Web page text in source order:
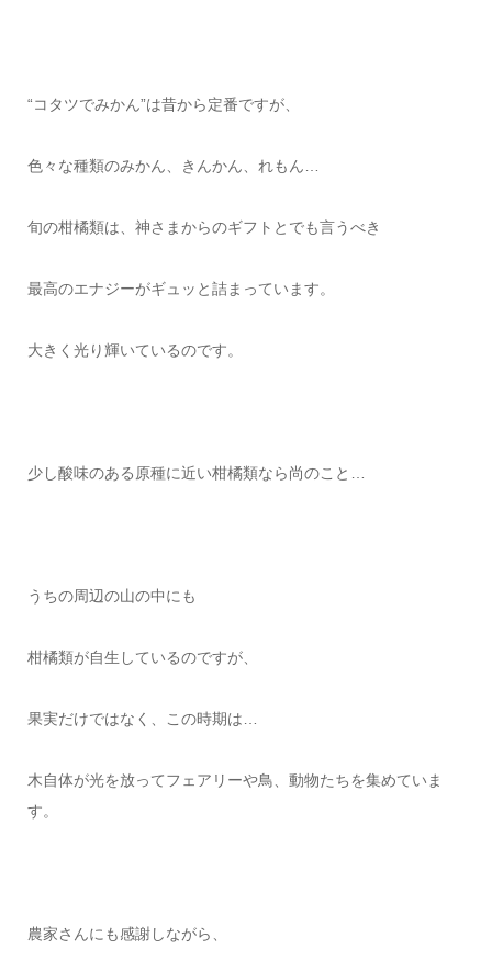
“コタツでみかん”は昔から定番ですが、
色々な種類のみかん、きんかん、れもん…
旬の柑橘類は、神さまからのギフトとでも言うべき
最高のエナジーがギュッと詰まっています。
大きく光り輝いているのです。
少し酸味のある原種に近い柑橘類なら尚のこと…
うちの周辺の山の中にも
柑橘類が自生しているのですが、
果実だけではなく、この時期は…
木自体が光を放ってフェアリーや鳥、動物たちを集めていま
す。
農家さんにも感謝しながら、